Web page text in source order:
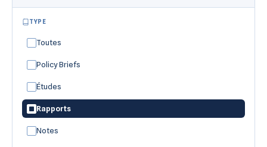
TYPE
Toutes
Policy Briefs
Études
Rapports
Notes